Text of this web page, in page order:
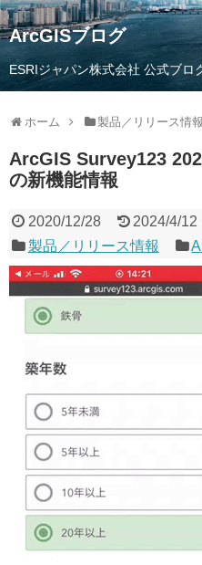
ArcGISブログ
ESRIジャパン株式会社 公式ブロ
ホーム 製品／リリース情報
ArcGIS Survey123
の新機能情報
2020/12/28
2024/4/12
製品／リリース情報